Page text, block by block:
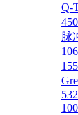
Q-
脉